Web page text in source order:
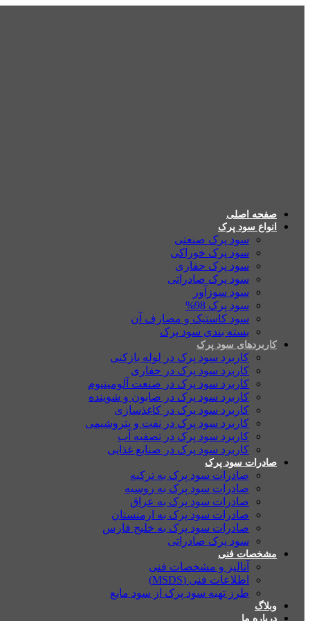
صفحه اصلی
انواع سود پرک
سود پرک صنعتی
سود پرک خوراکی
سود پرک حفاری
سود پرک صادراتی
سود سوزآور
سود پرک 98%
سود کاستیک و مصارف آن
بسته بندی سود پرک
کاربردهای سود پرک
کاربرد سود پرک در لوله بازکنی
کاربرد سود پرک در حفاری
کاربرد سود پرک در صنعت آلومینیوم
کاربرد سود پرک در صابون و شوینده
کاربرد سود پرک در کاغذسازی
کاربرد سود پرک در نفت و پتروشیمی
کاربرد سود پرک در تصفیه آب
کاربرد سود پرک در صنایع غذایی
صادرات سود پرک
صادرات سود پرک به ترکیه
صادرات سود پرک به روسیه
صادرات سود پرک به عراق
صادرات سود پرک به ارمنستان
صادرات سود پرک به خلیج فارس
سود پرک صادراتی
مشخصات فنی
آنالیز و مشخصات فنی
اطلاعات فنی (MSDS)
طرز تهیه سود پرک از سود مایع
وبلاگ
درباره ما